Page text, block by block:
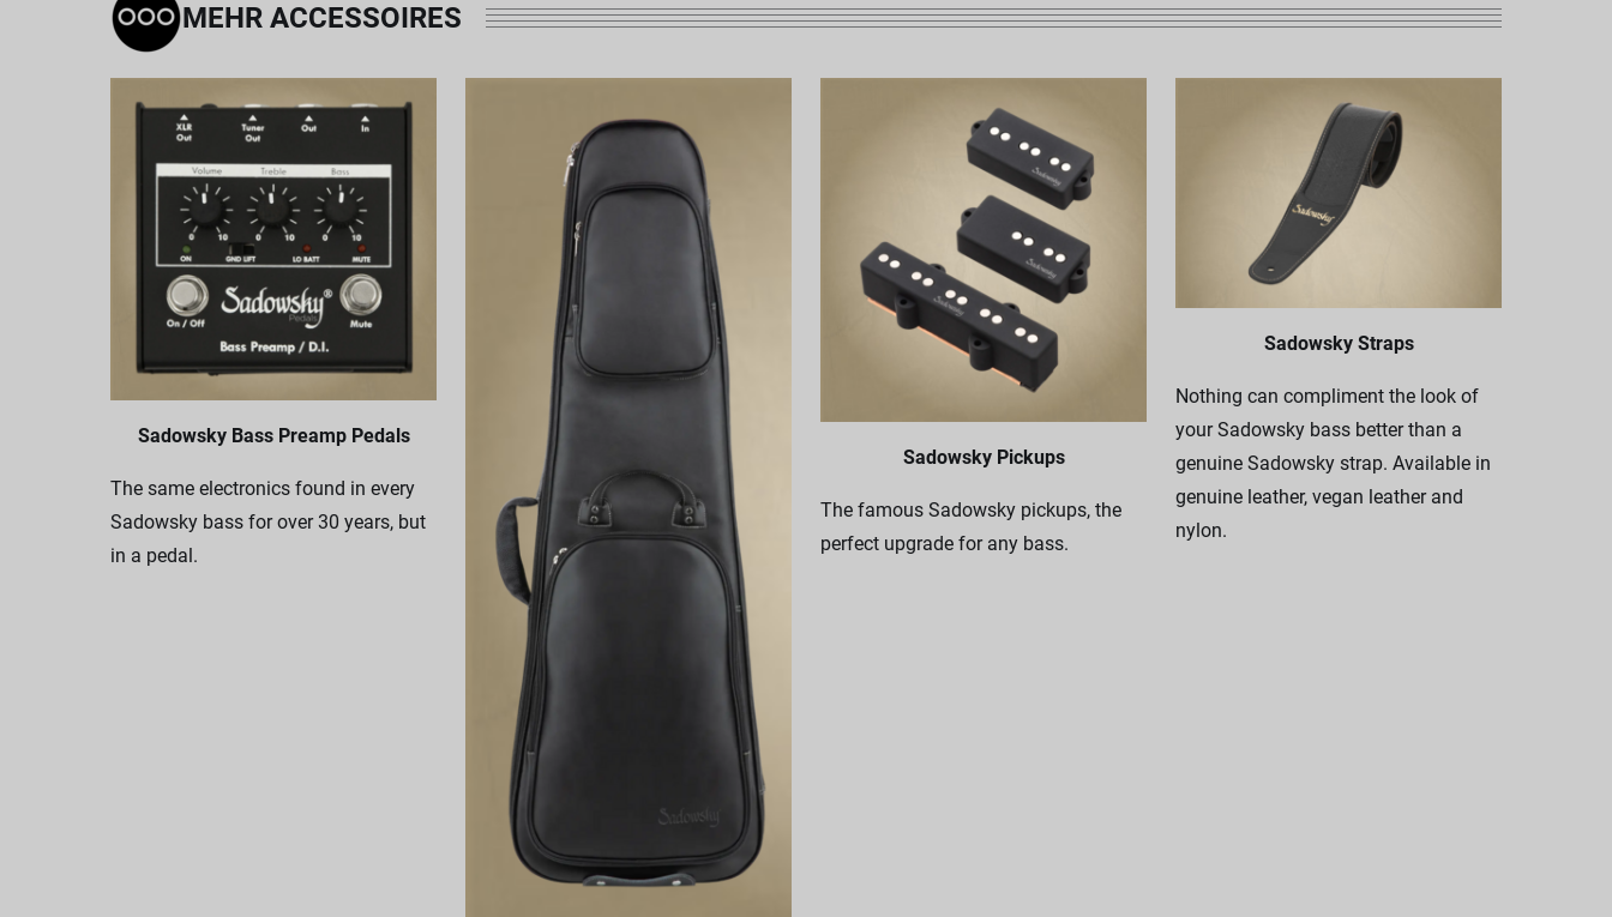
MEHR ACCESSOIRES
Sadowsky Bass Preamp Pedals
The same electronics found in every
Sadowsky bass for over 30 years, but
in a pedal.
Sadowsky Pickups
The famous Sadowsky pickups, the
perfect upgrade for any bass.
Sadowsky Straps
Nothing can compliment the look of
your Sadowsky bass better than a
genuine Sadowsky strap. Available in
genuine leather, vegan leather and
nylon.